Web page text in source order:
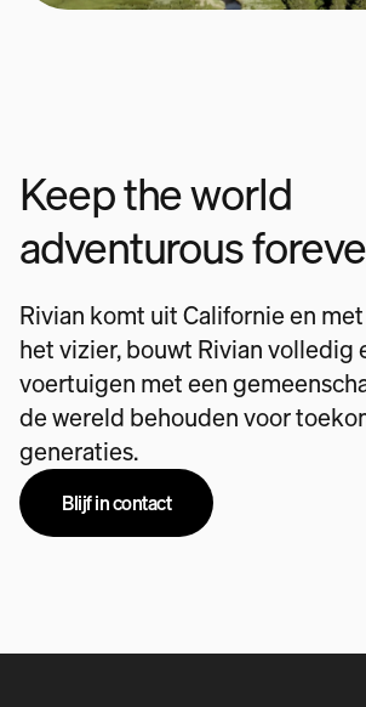
Keep the world
adventurous
Rivian komt uit Californie en
het vizier, bouwt Rivian volledig
voertuigen met een
de wereld behouden voor
generaties.
Blijf in contact